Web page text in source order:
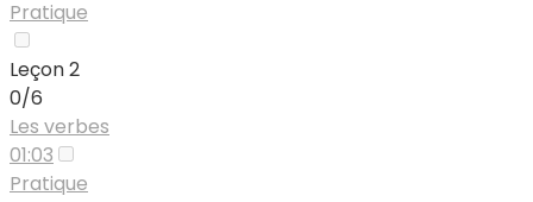
Pratique
Leçon 2
0/6
Les verbes
01:03
Pratique